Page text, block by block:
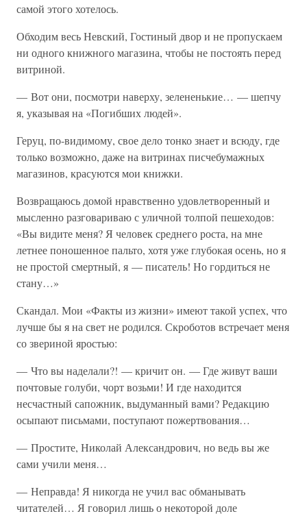
самой этого хотелось.
Обходим весь Невский, Гостиный двор и не пропускаем
ни одного книжного магазина, чтобы не постоять перед
витриной.
— Вот они, посмотри наверху, зелененькие… — шепчу
я, указывая на «Погибших людей».
Геруц, по-видимому, свое дело тонко знает и всюду, где
только возможно, даже на витринах писчебумажных
магазинов, красуются мои книжки.
Возвращаюсь домой нравственно удовлетворенный и
мысленно разговариваю с уличной толпой пешеходов:
«Вы видите меня? Я человек среднего роста, на мне
летнее поношенное пальто, хотя уже глубокая осень, но я
не простой смертный, я — писатель! Но гордиться не
стану…»
Скандал. Мои «Факты из жизни» имеют такой успех, что
лучше бы я на свет не родился. Скроботов встречает меня
со звериной яростью:
— Что вы наделали?! — кричит он. — Где живут ваши
почтовые голуби, чорт возьми! И где находится
несчастный сапожник, выдуманный вами? Редакцию
осыпают письмами, поступают пожертвования…
— Простите, Николай Александрович, но ведь вы же
сами учили меня…
— Неправда! Я никогда не учил вас обманывать
читателей… Я говорил лишь о некоторой доле